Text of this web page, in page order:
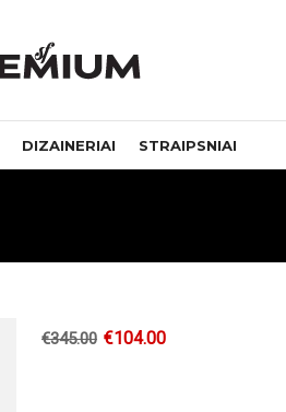
DIZAINERIAI STRAIPSNIAI
€345.00 €104.00